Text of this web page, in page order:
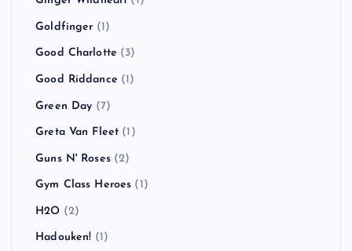
Goldfinger (1)
Good Charlotte (3)
Good Riddance (1)
Green Day (7)
Greta Van Fleet (1)
Guns N' Roses(2)
Gym Class Heroes (1)
H2O (2)
Hadouken! (1)